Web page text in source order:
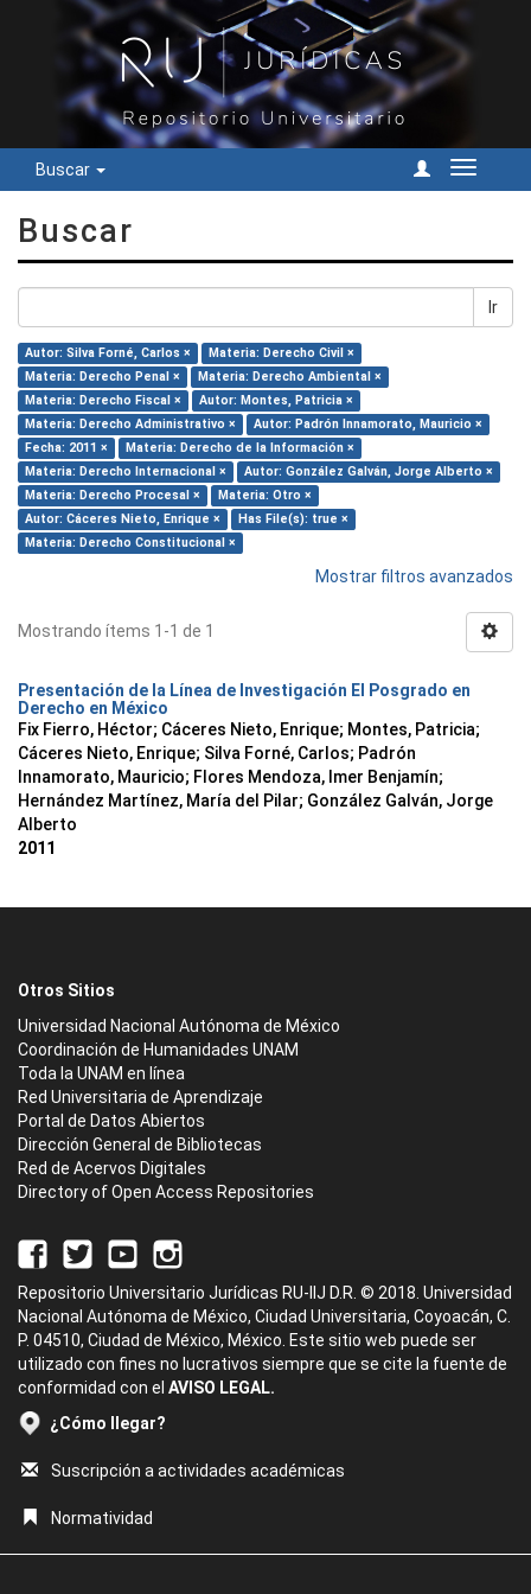
Buscar
Cambiar
Buscar
Ir
Autor: Silva Forné, Carlos ×
Materia: Derecho Civil ×
Materia: Derecho Penal ×
Materia: Derecho Ambiental ×
Materia: Derecho Fiscal ×
Autor: Montes, Patricia ×
Materia: Derecho Administrativo ×
Autor: Padrón Innamorato, Mauricio ×
Fecha: 2011 ×
Materia: Derecho de la Información ×
Materia: Derecho Internacional ×
Autor: González Galván, Jorge Alberto ×
Materia: Derecho Procesal ×
Materia: Otro ×
Autor: Cáceres Nieto, Enrique ×
Has File(s): true ×
Materia: Derecho Constitucional ×
Mostrar filtros avanzados
Mostrando ítems 1-1 de 1
Presentación de la Línea de Investigación El Posgrado en
Derecho en México
Fix Fierro, Héctor; Cáceres Nieto, Enrique; Montes, Patricia;
Cáceres Nieto, Enrique; Silva Forné, Carlos; Padrón
Innamorato, Mauricio; Flores Mendoza, Imer Benjamín;
Hernández Martínez, María del Pilar; González Galván, Jorge
Alberto
2011
Otros Sitios
Universidad Nacional Autónoma de México
Coordinación de Humanidades UNAM
Toda la UNAM en línea
Red Universitaria de Aprendizaje
Portal de Datos Abiertos
Dirección General de Bibliotecas
Red de Acervos Digitales
Directory of Open Access Repositories
Repositorio Universitario Jurídicas RU-IIJ D.R. © 2018. Universidad
Nacional Autónoma de México, Ciudad Universitaria, Coyoacán, C.
P. 04510, Ciudad de México, México. Este sitio web puede ser
utilizado con fines no lucrativos siempre que se cite la fuente de
conformidad con el AVISO LEGAL.
¿Cómo llegar?
Suscripción a actividades académicas
Normatividad